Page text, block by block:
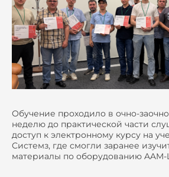
Обучение проходило в очно-
неделю до практической части
доступ к электронному курсу на
Системз, где смогли заранее
материалы по оборудованию AAM-